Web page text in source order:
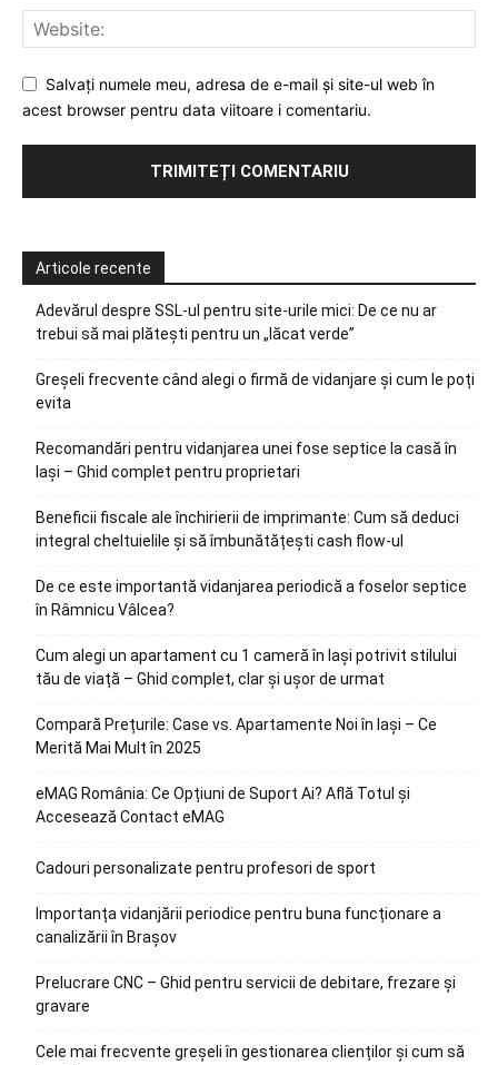
Salvați numele meu, adresa de e-mail și site-ul web în
acest browser pentru data viitoare i comentariu.
Articole recente
Adevărul despre SSL-ul pentru site-urile mici: De ce nu ar
trebui să mai plătești pentru un „lăcat verde”
Greșeli frecvente când alegi o firmă de vidanjare și cum le poți
evita
Recomandări pentru vidanjarea unei fose septice la casă în
Iași – Ghid complet pentru proprietari
Beneficii fiscale ale închirierii de imprimante: Cum să deduci
integral cheltuielile și să îmbunătățești cash flow-ul
De ce este importantă vidanjarea periodică a foselor septice
în Râmnicu Vâlcea?
Cum alegi un apartament cu 1 cameră în Iași potrivit stilului
tău de viață – Ghid complet, clar și ușor de urmat
Compară Prețurile: Case vs. Apartamente Noi în Iași – Ce
Merită Mai Mult în 2025
eMAG România: Ce Opțiuni de Suport Ai? Află Totul și
Accesează Contact eMAG
Cadouri personalizate pentru profesori de sport
Importanța vidanjării periodice pentru buna funcționare a
canalizării în Brașov
Prelucrare CNC – Ghid pentru servicii de debitare, frezare și
gravare
Cele mai frecvente greșeli în gestionarea clienților și cum să